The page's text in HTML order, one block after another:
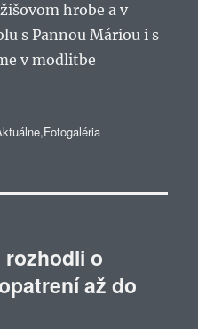
hrobe a v
s Pannou Máriou i s
v modlitbe
,Fotogaléria
o
až do